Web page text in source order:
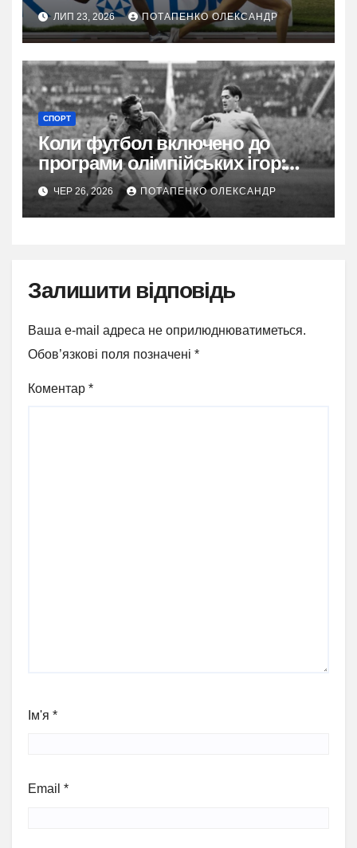
його сила
ЛИП 23, 2026 ПОТАПЕНКО ОЛЕКСАНДР
СПОРТ
Коли футбол включено до
програми олімпійських ігор:
повна історія від 1900 року
ЧЕР 26, 2026 ПОТАПЕНКО ОЛЕКСАНДР
Залишити відповідь
Ваша e-mail адреса не оприлюднюватиметься.
Обов’язкові поля позначені *
Коментар *
Ім'я *
Email *